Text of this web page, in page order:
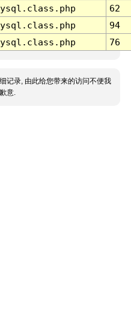
62
94
76
记录, 由此给您带来的访问不便我
意.